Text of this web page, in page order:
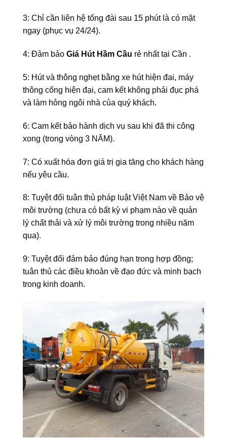
3: Chỉ cần liên hệ tổng đài sau 15 phút là có mặt
ngay (phục vụ 24/24).
4: Đảm bảo Giá Hút Hầm Cầu rẻ nhất tại Cần .
5: Hút và thông nghẹt bằng xe hút hiện đai, máy
thông cống hiện đại, cam kết không phải đục phá
và làm hỏng ngôi nhà của quý khách.
6: Cam kết bảo hành dịch vụ sau khi đã thi công
xong (trong vòng 3 NĂM).
7: Có xuất hóa đơn giá trị gia tăng cho khách hàng
nếu yêu cầu.
8: Tuyệt đối tuân thủ pháp luật Việt Nam về Bảo vệ
môi trường (chưa có bất kỳ vi phạm nào về quản
lý chất thải và xử lý môi trường trong nhiều năm
qua).
9: Tuyệt đối đảm bảo đúng hạn trong hợp đồng;
tuân thủ các điều khoản về đạo đức và minh bạch
trong kinh doanh.